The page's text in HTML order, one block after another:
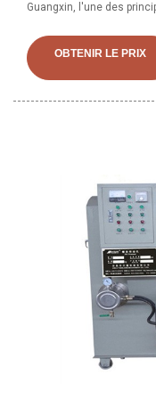
Guangxin, l'une des
expérience. Convient aux
durée de vie. Huile élevée
OBTENIR LE PRIX